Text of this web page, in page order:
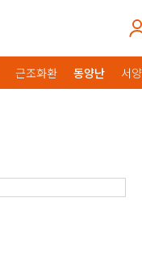
근조화환 동양난 서